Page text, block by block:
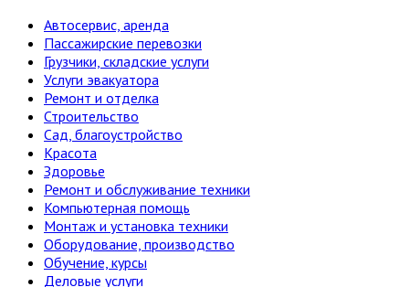
Автосервис, аренда
Пассажирские перевозки
Грузчики, складские услуги
Услуги эвакуатора
Ремонт и отделка
Строительство
Сад, благоустройство
Красота
Здоровье
Ремонт и обслуживание техники
Компьютерная помощь
Монтаж и установка техники
Оборудование, производство
Обучение, курсы
Деловые услуги